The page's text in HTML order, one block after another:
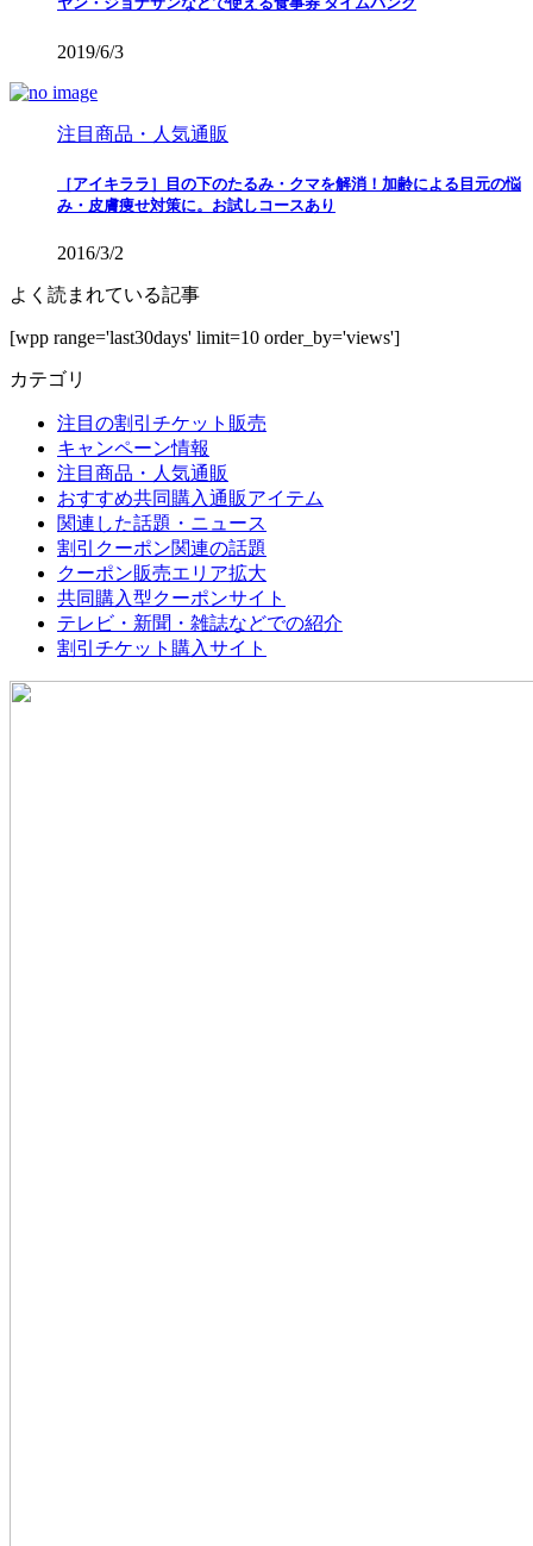
2019/6/3
注目商品・人気通販
［アイキララ］目の下のたるみ・クマを解消！加齢による目元の悩
み・皮膚痩せ対策に。お試しコースあり
2016/3/2
よく読まれている記事
[wpp range='last30days' limit=10 order_by='views']
カテゴリ
注目の割引チケット販売
キャンペーン情報
注目商品・人気通販
おすすめ共同購入通販アイテム
関連した話題・ニュース
割引クーポン関連の話題
クーポン販売エリア拡大
共同購入型クーポンサイト
テレビ・新聞・雑誌などでの紹介
割引チケット購入サイト